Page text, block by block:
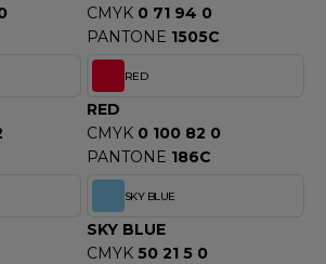
CMYK 0 71 94 0
PANTONE 1505C
RED
RED
CMYK 0 100 82 0
PANTONE 186C
SKY BLUE
SKY BLUE
CMYK 50 21 5 0